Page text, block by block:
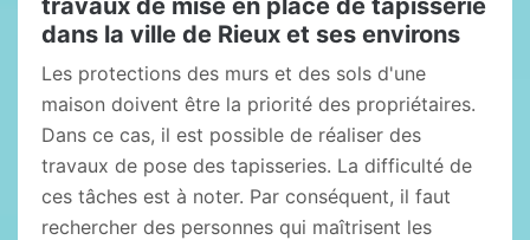
travaux de mise en place de tapisserie
dans la ville de Rieux et ses environs
Les protections des murs et des sols d'une
maison doivent être la priorité des propriétaires.
Dans ce cas, il est possible de réaliser des
travaux de pose des tapisseries. La difficulté de
ces tâches est à noter. Par conséquent, il faut
rechercher des personnes qui maîtrisent les